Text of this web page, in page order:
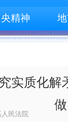
精神
实质化
人民法院